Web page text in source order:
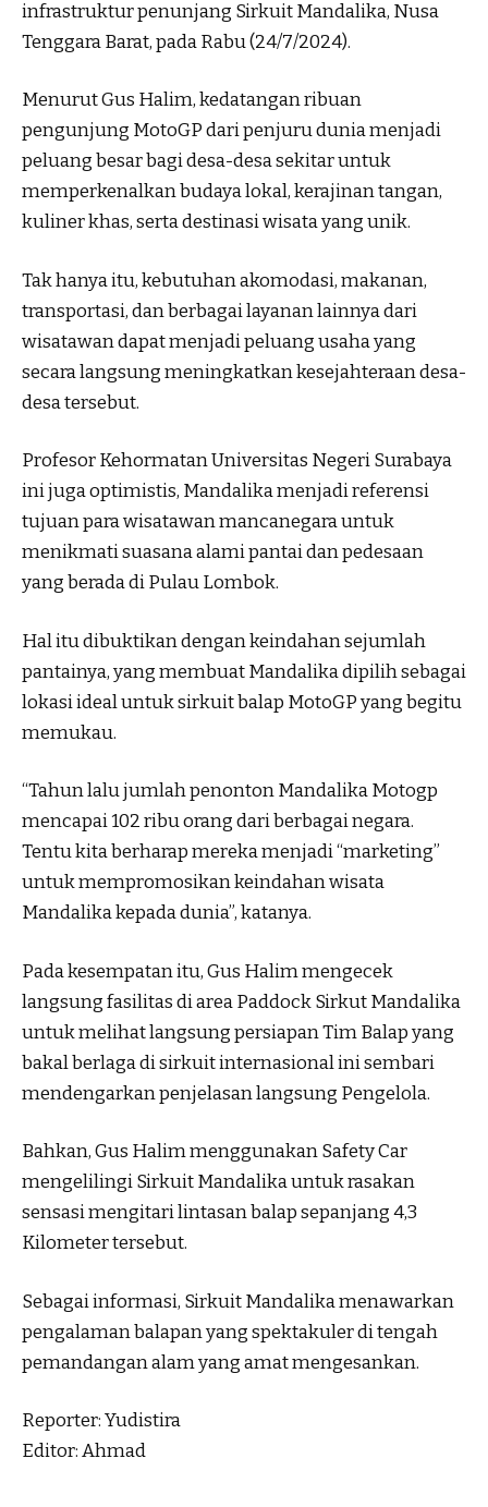
infrastruktur penunjang Sirkuit Mandalika, Nusa
Tenggara Barat, pada Rabu (24/7/2024).
Menurut Gus Halim, kedatangan ribuan
pengunjung MotoGP dari penjuru dunia menjadi
peluang besar bagi desa-desa sekitar untuk
memperkenalkan budaya lokal, kerajinan tangan,
kuliner khas, serta destinasi wisata yang unik.
Tak hanya itu, kebutuhan akomodasi, makanan,
transportasi, dan berbagai layanan lainnya dari
wisatawan dapat menjadi peluang usaha yang
secara langsung meningkatkan kesejahteraan desa-
desa tersebut.
Profesor Kehormatan Universitas Negeri Surabaya
ini juga optimistis, Mandalika menjadi referensi
tujuan para wisatawan mancanegara untuk
menikmati suasana alami pantai dan pedesaan
yang berada di Pulau Lombok.
Hal itu dibuktikan dengan keindahan sejumlah
pantainya, yang membuat Mandalika dipilih sebagai
lokasi ideal untuk sirkuit balap MotoGP yang begitu
memukau.
“Tahun lalu jumlah penonton Mandalika Motogp
mencapai 102 ribu orang dari berbagai negara.
Tentu kita berharap mereka menjadi “marketing”
untuk mempromosikan keindahan wisata
Mandalika kepada dunia”, katanya.
Pada kesempatan itu, Gus Halim mengecek
langsung fasilitas di area Paddock Sirkut Mandalika
untuk melihat langsung persiapan Tim Balap yang
bakal berlaga di sirkuit internasional ini sembari
mendengarkan penjelasan langsung Pengelola.
Bahkan, Gus Halim menggunakan Safety Car
mengelilingi Sirkuit Mandalika untuk rasakan
sensasi mengitari lintasan balap sepanjang 4,3
Kilometer tersebut.
Sebagai informasi, Sirkuit Mandalika menawarkan
pengalaman balapan yang spektakuler di tengah
pemandangan alam yang amat mengesankan.
Reporter: Yudistira
Editor: Ahmad